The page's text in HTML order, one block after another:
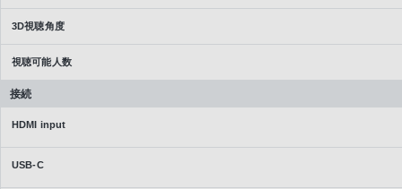
3D視聴角度
視聴可能人数
接続
HDMI input
USB-C